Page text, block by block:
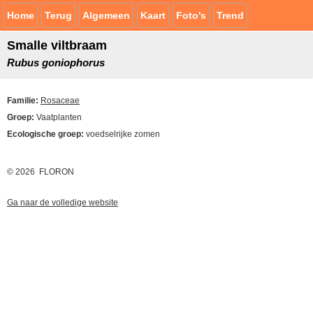
Home Terug Algemeen Kaart Foto's Trend
Smalle viltbraam
Rubus goniophorus
Familie: Rosaceae
Groep: Vaatplanten
Ecologische groep: voedselrijke zomen
© 2026 FLORON
Ga naar de volledige website